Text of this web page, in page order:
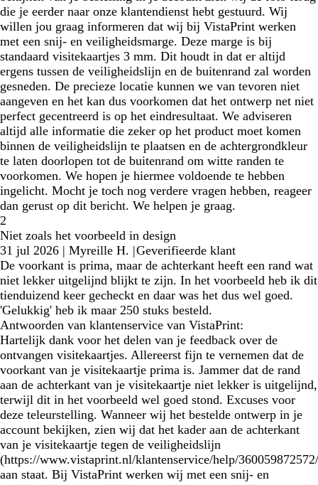
die je eerder naar onze klantendienst hebt gestuurd. Wij
willen jou graag informeren dat wij bij VistaPrint werken
met een snij- en veiligheidsmarge. Deze marge is bij
standaard visitekaartjes 3 mm. Dit houdt in dat er altijd
ergens tussen de veiligheidslijn en de buitenrand zal worden
gesneden. De precieze locatie kunnen we van tevoren niet
aangeven en het kan dus voorkomen dat het ontwerp net niet
perfect gecentreerd is op het eindresultaat. We adviseren
altijd alle informatie die zeker op het product moet komen
binnen de veiligheidslijn te plaatsen en de achtergrondkleur
te laten doorlopen tot de buitenrand om witte randen te
voorkomen. We hopen je hiermee voldoende te hebben
ingelicht. Mocht je toch nog verdere vragen hebben, reageer
dan gerust op dit bericht. We helpen je graag.
2
Niet zoals het voorbeeld in design
31 jul 2026 | Myreille H. |Geverifieerde klant
De voorkant is prima, maar de achterkant heeft een rand wat
niet lekker uitgelijnd blijkt te zijn. In het voorbeeld heb ik dit
tienduizend keer gecheckt en daar was het dus wel goed.
'Gelukkig' heb ik maar 250 stuks besteld.
Antwoorden van klantenservice van VistaPrint:
Hartelijk dank voor het delen van je feedback over de
ontvangen visitekaartjes. Allereerst fijn te vernemen dat de
voorkant van je visitekaartje prima is. Jammer dat de rand
aan de achterkant van je visitekaartje niet lekker is uitgelijnd,
terwijl dit in het voorbeeld wel goed stond. Excuses voor
deze teleurstelling. Wanneer wij het bestelde ontwerp in je
account bekijken, zien wij dat het kader aan de achterkant
van je visitekaartje tegen de veiligheidslijn
(https://www.vistaprint.nl/klantenservice/help/
aan staat. Bij VistaPrint werken wij met een snij- en